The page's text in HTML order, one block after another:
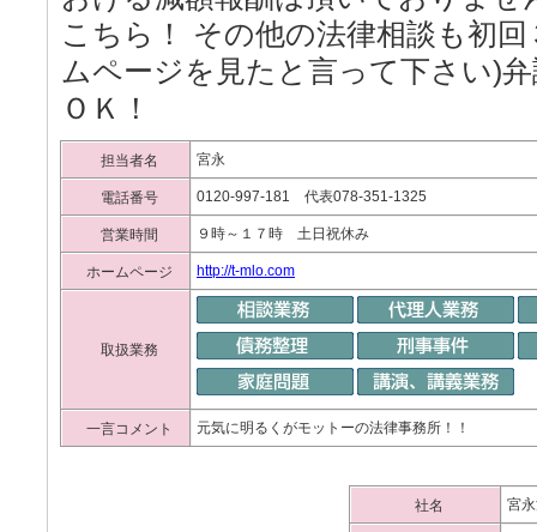
こちら！ その他の法律相談も初
ムページを見たと言って下さい)
ＯＫ！
担当者名 宮永
電話番号 0120-997-181 代表078-351-1325
営業時間 ９時～１７時 土日祝休み
ホームページ http://t-mlo.com
取扱業務
一言コメント 元気に明るくがモットーの法律事務所！！
社名 宮